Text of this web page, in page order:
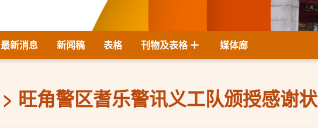
最新消息 新闻稿 表格 刊物及表格 媒体廊
旺角警区耆乐警讯义工队颁授感谢状